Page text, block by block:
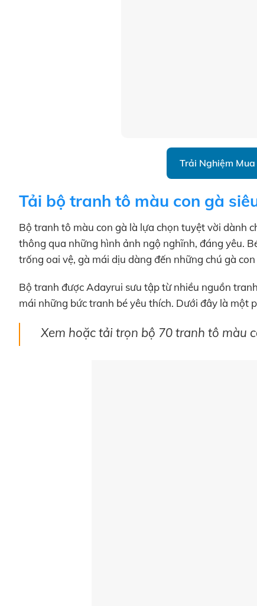
Trải Nghiệm Mua
Tải bộ tranh tô màu con gà
Bộ tranh tô màu con gà là lựa chọn tuyệt vời dành
thông qua những hình ảnh ngộ nghĩnh, đáng yêu.
trống oai vệ, gà mái dịu dàng đến những chú gà
Bộ tranh được Adayrui sưu tập từ nhiều nguồn
mái những bức tranh bé yêu thích. Dưới đây là một
Xem hoặc tải trọn bộ 70 tranh tô màu